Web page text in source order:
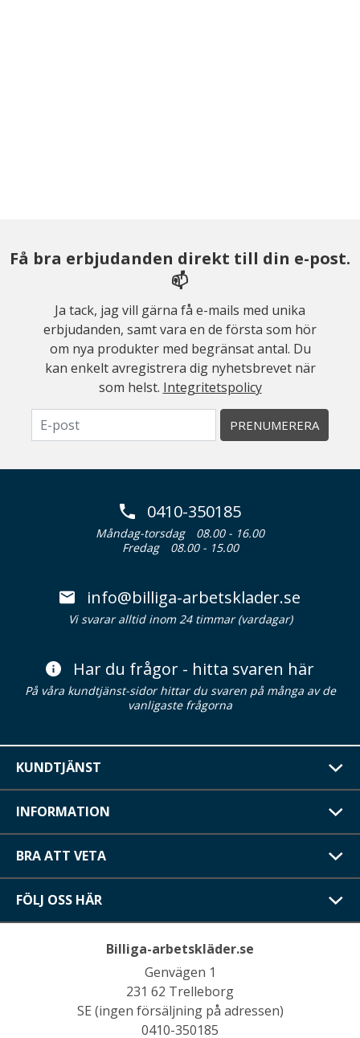
Få bra erbjudanden direkt till din e-post.
📫
Ja tack, jag vill gärna få e-mails med unika
erbjudanden, samt vara en de första som hör
om nya produkter med begränsat antal. Du
kan enkelt avregistrera dig nyhetsbrevet när
som helst. Integritetspolicy
PRENUMERERA
0410-350185
Måndag-torsdag
08.00 - 16.00
Fredag
08.00 - 15.00
info@billiga-arbetsklader.se
Vi svarar alltid inom 24 timmar (vardagar)
Har du frågor - hitta svaren här
På våra kundtjänst-sidor hittar du svaren på många av de
vanligaste frågorna
KUNDTJÄNST
INFORMATION
BRA ATT VETA
FÖLJ OSS HÄR
Billiga-arbetskläder.se
Genvägen 1
231 62 Trelleborg
SE (ingen försäljning på adressen)
0410-350185